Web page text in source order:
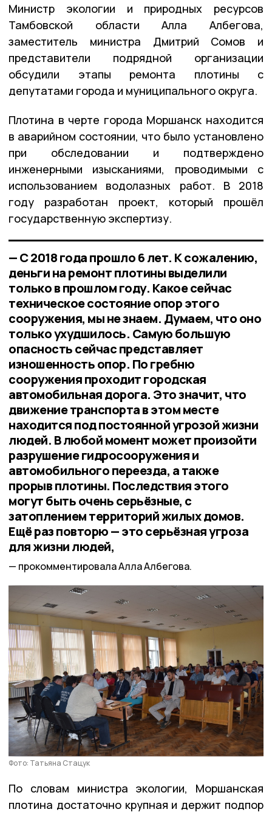
Министр экологии и природных ресурсов
Тамбовской области Алла Албегова,
заместитель министра Дмитрий Сомов и
представители подрядной организации
обсудили этапы ремонта плотины с
депутатами города и муниципального округа.
Плотина в черте города Моршанск находится
в аварийном состоянии, что было установлено
при обследовании и подтверждено
инженерными изысканиями, проводимыми с
использованием водолазных работ. В 2018
году разработан проект, который прошёл
государственную экспертизу.
— С 2018 года прошло 6 лет. К сожалению,
деньги на ремонт плотины выделили
только в прошлом году. Какое сейчас
техническое состояние опор этого
сооружения, мы не знаем. Думаем, что оно
только ухудшилось. Самую большую
опасность сейчас представляет
изношенность опор. По гребню
сооружения проходит городская
автомобильная дорога. Это значит, что
движение транспорта в этом месте
находится под постоянной угрозой жизни
людей. В любой момент может произойти
разрушение гидросооружения и
автомобильного переезда, а также
прорыв плотины. Последствия этого
могут быть очень серьёзные, с
затоплением территорий жилых домов.
Ещё раз повторю — это серьёзная угроза
для жизни людей,
прокомментировала Алла Албегова.
Фото: Татьяна Стацук
По словам министра экологии, Моршанская
плотина достаточно крупная и держит подпор